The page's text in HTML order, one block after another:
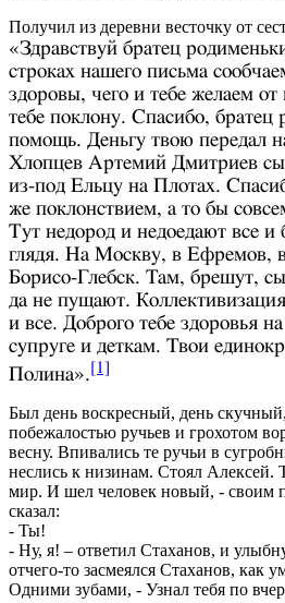
Получил из деревни весточку от
«Здравствуй братец
строках нашего письма
здоровы, чего и тебе желаем
тебе поклону. Спасибо, братец
помощь. Деньгу твою передал
Хлопцев Артемий Дмитриев
из-под Ельцу на Плотах.
же поклонствием, а то бы
Тут недород и недоедают все и
глядя. На Москву, в Ефремов,
Борисо-Глебск. Там, брешут,
да не пущают.
и все. Доброго тебе здоровья
супруге и деткам. Твои
Полина».[1]
Был день воскресный, день
побежалостью ручьев и грохотом
весну. Впивались те ручьи в
неслись к низинам. Стоял Алексей.
мир. И шел человек новый, - своим
сказал:
- Ты!
- Ну, я! – ответил Стаханов, и
отчего-то засмеялся Стаханов, как
Одними зубами, - Узнал тебя по